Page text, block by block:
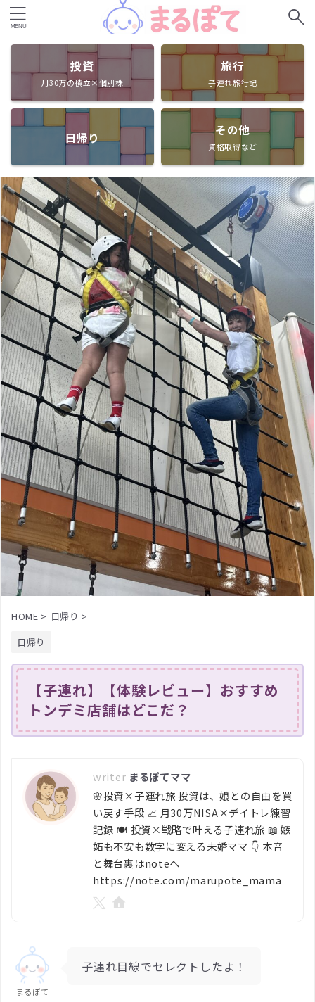
投資
月30万の積立×個別株
旅行
子連れ旅行記
日帰り その他
資格取得など
HOME > 日帰り >
日帰り
【子連れ】【体験レビュー】おすすめ
トンデミ店舗はどこだ？
まるぽてママ
🌸投資×子連れ旅 投資は、娘との自由を買
い戻す手段 📈 月30万NISA×デイトレ練習
記録 🍽️ 投資×戦略で叶える子連れ旅 📖 嫉
妬も不安も数字に変える未婚ママ 👇 本音
と舞台裏はnoteへ
https://note.com/marupote_mama
まるぽて
子連れ目線でセレクトしたよ！